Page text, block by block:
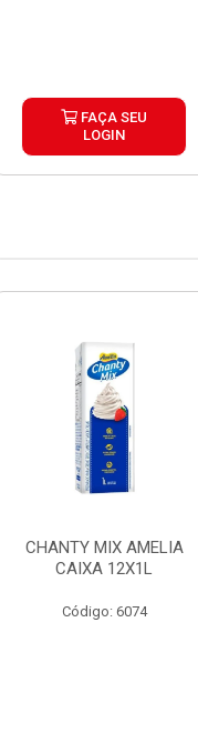
FAÇA SEU
LOGIN
CHANTY MIX AMELIA
CAIXA 12X1L
Código: 6074